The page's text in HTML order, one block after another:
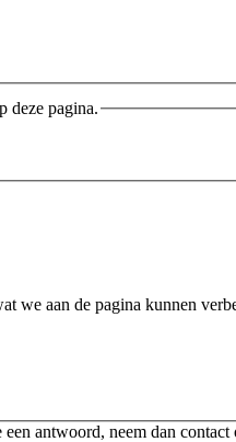
deze pagina.
we aan de pagina kunnen
antwoord, neem dan